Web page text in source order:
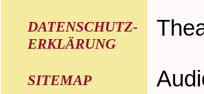
DATENSCHUTZ-
ERKLÄRUNG
SITEMAP